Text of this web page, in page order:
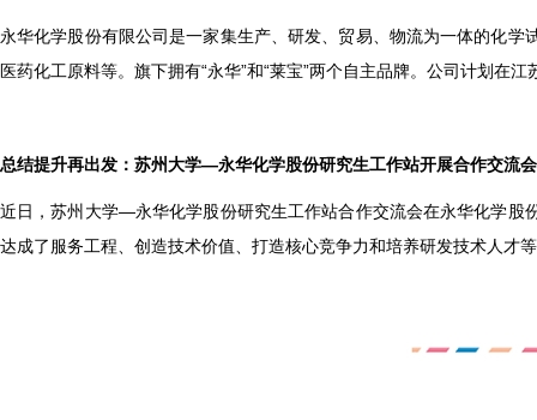
永华化学股份有限公司是一家集生产、研发、贸易、物流为一体的化学
医药化工原料等。旗下拥有“永华”和“莱宝”两个自主品牌。公司计划在
总结提升再出发：苏州大学—永华化学股份研究生工作站开展合作交流
近日，苏州大学—永华化学股份研究生工作站合作交流会在永华化学股
达成了服务工程、创造技术价值、打造核心竞争力和培养研发技术人才